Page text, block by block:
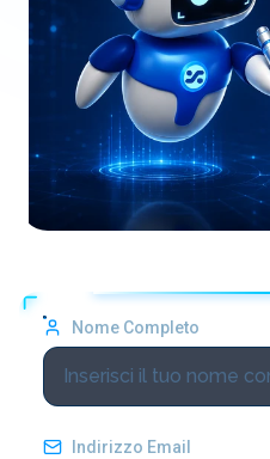
Nome Completo
Indirizzo Email